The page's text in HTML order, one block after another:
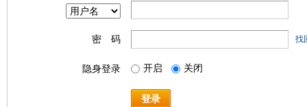
密 码 找
隐身登录 开启 关闭
登录